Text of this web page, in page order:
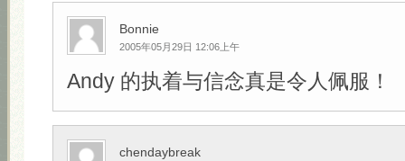
Bonnie
2005年05月29日 12:06上午
Andy 的执着与信念真是令人佩服！
chendaybreak